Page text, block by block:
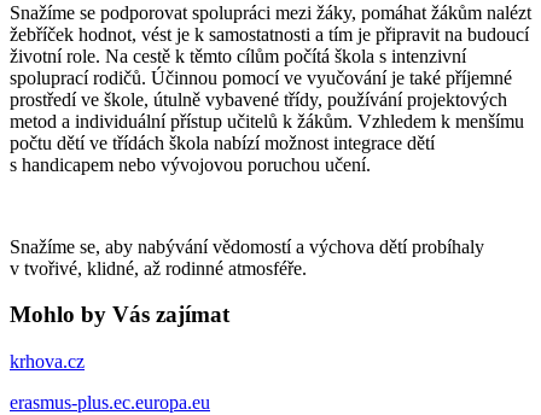
Snažíme se podporovat spolupráci mezi žáky, pomáhat žákům nalézt
žebříček hodnot, vést je k samostatnosti a tím je připravit na budoucí
životní role. Na cestě k těmto cílům počítá škola s intenzivní
spoluprací rodičů. Účinnou pomocí ve vyučování je také příjemné
prostředí ve škole, útulně vybavené třídy, používání projektových
metod a individuální přístup učitelů k žákům. Vzhledem k menšímu
počtu dětí ve třídách škola nabízí možnost integrace dětí
s handicapem nebo vývojovou poruchou učení.
Snažíme se, aby nabývání vědomostí a výchova dětí probíhaly
v tvořivé, klidné, až rodinné atmosféře.
Mohlo by Vás zajímat
krhova.cz
erasmus-plus.ec.europa.eu